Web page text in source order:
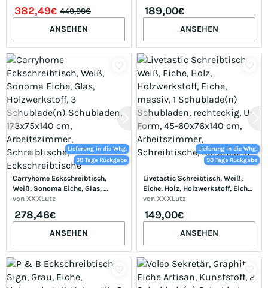
382,49€ 449,99€
ANSEHEN
189,00€
ANSEHEN
Lieferung in die Whg.
30 Tage Rückgabe
Carryhome Eckschreibtisch,
Weiß, Sonoma Eiche, Glas,
Holzwerkstoff, 3 Schublade(n)
Arbeitszimmer, Schreibtische,
Eckschreibtische
von XXXLutz
278,46€
ANSEHEN
Lieferung in die Whg.
30 Tage Rückgabe
Livetastic Schreibtisch, Weiß,
Eiche, Holz, Holzwerkstoff, Eiche,
massiv, 1 Schublade(n)
45-60x76x140 cm,
Arbeitszimmer, Schreibtische,
von XXXLutz
149,00€
ANSEHEN